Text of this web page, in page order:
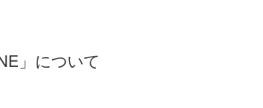
」について